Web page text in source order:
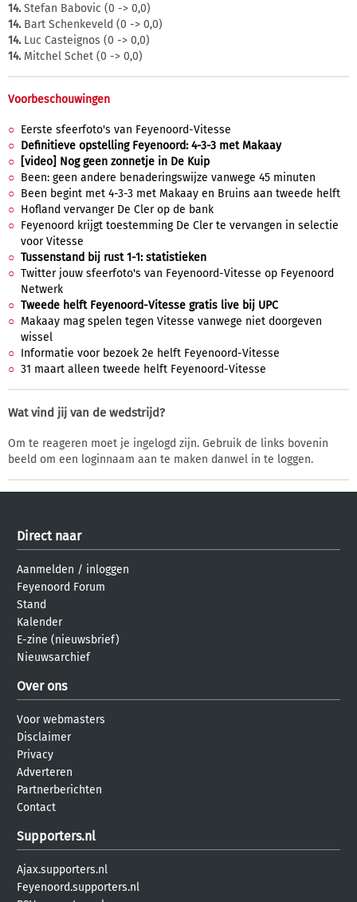
14.Stefan Babovic (0 -> 0,0)
14.Bart Schenkeveld (0 -> 0,0)
14.Luc Casteignos (0 -> 0,0)
14.Mitchel Schet (0 -> 0,0)
Voorbeschouwingen
Eerste sfeerfoto's van Feyenoord-Vitesse
Definitieve opstelling Feyenoord: 4-3-3 met Makaay
[video] Nog geen zonnetje in De Kuip
Been: geen andere benaderingswijze vanwege 45 minuten
Been begint met 4-3-3 met Makaay en Bruins aan tweede helft
Hofland vervanger De Cler op de bank
Feyenoord krijgt toestemming De Cler te vervangen in selectie
voor Vitesse
Tussenstand bij rust 1-1: statistieken
Twitter jouw sfeerfoto's van Feyenoord-Vitesse op Feyenoord
Netwerk
Tweede helft Feyenoord-Vitesse gratis live bij UPC
Makaay mag spelen tegen Vitesse vanwege niet doorgeven
wissel
Informatie voor bezoek 2e helft Feyenoord-Vitesse
31 maart alleen tweede helft Feyenoord-Vitesse
Wat vind jij van de wedstrijd?
Om te reageren moet je ingelogd zijn. Gebruik de links bovenin
beeld om een loginnaam aan te maken danwel in te loggen.
Direct naar
Aanmelden / inloggen
Feyenoord Forum
Stand
Kalender
E-zine (nieuwsbrief)
Nieuwsarchief
Over ons
Voor webmasters
Disclaimer
Privacy
Adverteren
Partnerberichten
Contact
Supporters.nl
Ajax.supporters.nl
Feyenoord.supporters.nl